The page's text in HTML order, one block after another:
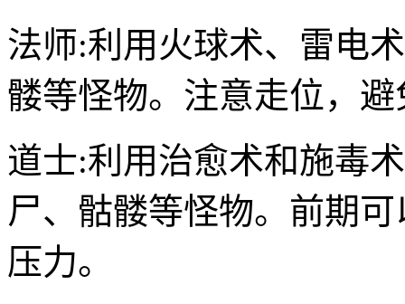
法师:利用火球术、雷电
髅等怪物。注意走位，
道士:利用治愈术和施毒
尸、骷髅等怪物。前期
压力。